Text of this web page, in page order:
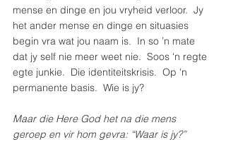
mense en dinge en jou vryheid verloor.  Jy
het ander mense en dinge en situasies
begin vra wat jou naam is.  In so ’n mate
dat jy self nie meer weet nie.  Soos 'n regte
egte junkie.  Die identiteitskrisis.  Op 'n
permanente basis.  Wie is jy?
Maar die Here God het na die mens
geroep en vir hom gevra: “Waar is jy?”